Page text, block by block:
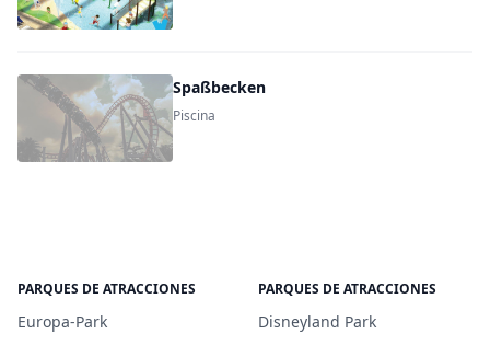
Spaßbecken
Piscina
PARQUES DE ATRACCIONES
Europa-Park
PARQUES DE ATRACCIONES
Disneyland Park